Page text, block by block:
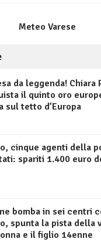
Meteo Varese
da leggenda! Chiara
il quinto oro
sul tetto d’Europa
cinque agenti della
spariti 1.400 euro
bomba in sei centri
spunta la pista della
e il figlio 14enne